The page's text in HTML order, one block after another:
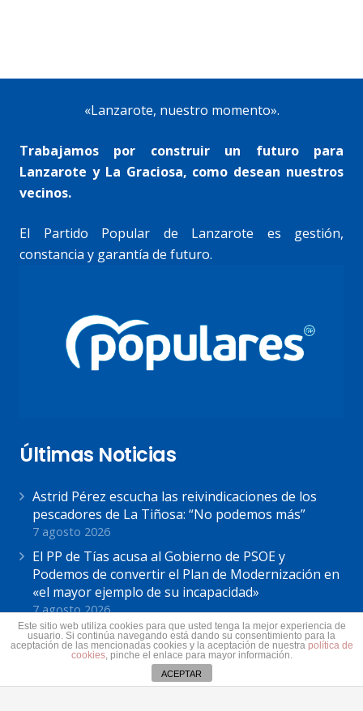
«Lanzarote, nuestro momento».
Trabajamos por construir un futuro para
Lanzarote y La Graciosa, como desean nuestros
vecinos.
El Partido Popular de Lanzarote es gestión,
constancia y garantía de futuro.
Últimas Noticias
Astrid Pérez escucha las reivindicaciones de los
pescadores de La Tiñosa: “No podemos más”
7 agosto 2026
El PP de Tías acusa al Gobierno de PSOE y
Podemos de convertir el Plan de Modernización en
«el mayor ejemplo de su incapacidad»
7 agosto 2026
Astrid Pérez: “Lanzarote y toda Canarias se
solidariza con Ceuta: España no puede seguir sin
una política migratoria de Estado”
31 julio 2026
Este sitio web utiliza cookies para que usted tenga la mejor experiencia de
usuario. Si continúa navegando está dando su consentimiento para la
aceptación de las mencionadas cookies y la aceptación de nuestra política de
cookies, pinche el enlace para mayor información.
ACEPTAR